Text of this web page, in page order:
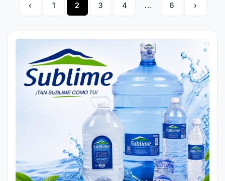
Posts
‹ 1 2 3 4 … 6 ›